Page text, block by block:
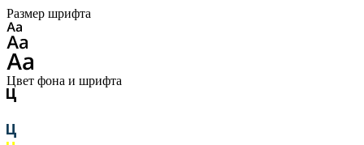
Размер шрифта
Цвет фона и шрифта